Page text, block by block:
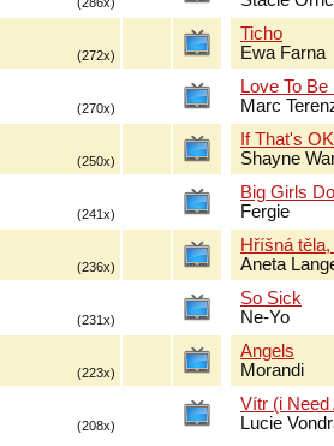
(272x)
(270x)
(250x)
(241x)
(236x)
(231x)
(223x)
(208x)
Ticho
Ewa Farna
Love To
Marc
If That's
Shayne
Big Girls
Fergie
Hříšná
Aneta
So Sick
Ne-Yo
Angels
Morandi
Vítr (i Need
Lucie